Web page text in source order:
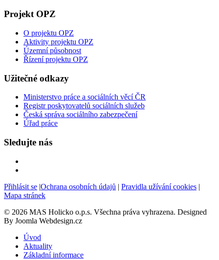
Projekt OPZ
O projektu OPZ
Aktivity projektu OPZ
Územní působnost
Řízení projektu OPZ
Užitečné odkazy
Ministerstvo práce a sociálních věcí ČR
Registr poskytovatelů sociálních služeb
Česká správa sociálního zabezpečení
Úřad práce
Sledujte nás
Přihlásit se |Ochrana osobních údajů | Pravidla užívání cookies |
Mapa stránek
© 2026 MAS Holicko o.p.s. Všechna práva vyhrazena. Designed
By Joomla Webdesign.cz
Úvod
Aktuality
Základní informace